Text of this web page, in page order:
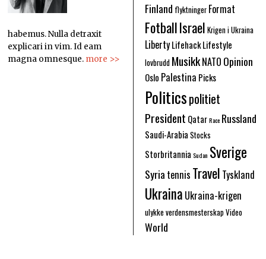
habemus. Nulla detraxit
explicari in vim. Id eam
magna omnesque. more >>
Finland flyktninger Format
FotballIsrael Krigen i Ukraina
LibertyLifehackLifestyle
lovbrudd MusikkNATO Opinion
Oslo Palestina Picks
Politicspolitiet
President QatarRace Russland
Saudi-Arabia Stocks
Storbritannia Sudan Sverige
Syria tennis Travel Tyskland
Ukraina Ukraina-krigen
ulykke verdensmesterskapVideo
World